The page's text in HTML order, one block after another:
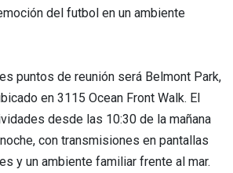
del futbol en un ambiente
puntos de reunión será Belmont Park,
en 3115 Ocean Front Walk. El
desde las 10:30 de la mañana
con transmisiones en pantallas
y un ambiente familiar frente al mar.